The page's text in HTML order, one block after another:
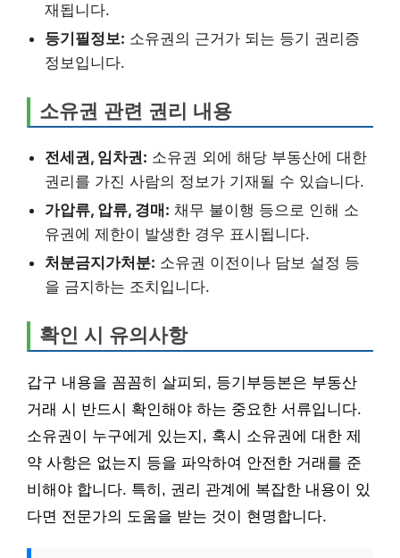
재됩니다.
등기필정보: 소유권의 근거가 되는 등기 권리증
정보입니다.
소유권 관련 권리 내용
전세권, 임차권: 소유권 외에 해당 부동산에 대한
권리를 가진 사람의 정보가 기재될 수 있습니다.
가압류, 압류, 경매: 채무 불이행 등으로 인해 소
유권에 제한이 발생한 경우 표시됩니다.
처분금지가처분: 소유권 이전이나 담보 설정 등
을 금지하는 조치입니다.
확인 시 유의사항
갑구 내용을 꼼꼼히 살피되, 등기부등본은 부동산
거래 시 반드시 확인해야 하는 중요한 서류입니다.
소유권이 누구에게 있는지, 혹시 소유권에 대한 제
약 사항은 없는지 등을 파악하여 안전한 거래를 준
비해야 합니다. 특히, 권리 관계에 복잡한 내용이 있
다면 전문가의 도움을 받는 것이 현명합니다.